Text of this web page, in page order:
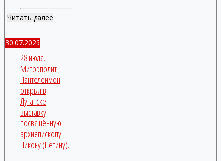
Читать далее
30.07.2026
28 июля.
Митрополит
Пантелеимон
открыл в
Луганске
выставку
посвящённую
архиепископу
Никону (Петину).